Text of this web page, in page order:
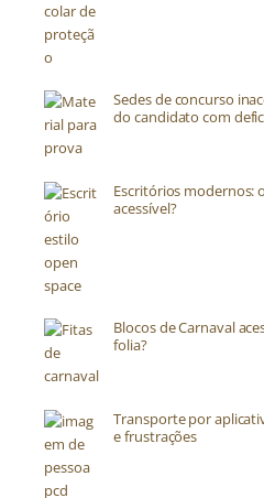
Sedes de concurso
do candidato com
Escritórios modernos:
acessível?
Blocos de Carnaval
folia?
Transporte por
e frustrações